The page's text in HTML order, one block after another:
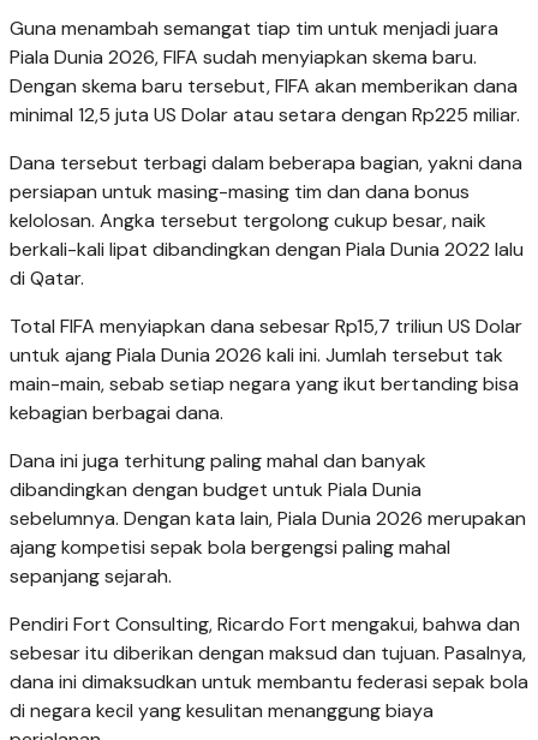
Guna menambah semangat tiap tim untuk menjadi juara
Piala Dunia 2026, FIFA sudah menyiapkan skema baru.
Dengan skema baru tersebut, FIFA akan memberikan dana
minimal 12,5 juta US Dolar atau setara dengan Rp225 miliar.
Dana tersebut terbagi dalam beberapa bagian, yakni dana
persiapan untuk masing-masing tim dan dana bonus
kelolosan. Angka tersebut tergolong cukup besar, naik
berkali-kali lipat dibandingkan dengan Piala Dunia 2022 lalu
di Qatar.
Total FIFA menyiapkan dana sebesar Rp15,7 triliun US Dolar
untuk ajang Piala Dunia 2026 kali ini. Jumlah tersebut tak
main-main, sebab setiap negara yang ikut bertanding bisa
kebagian berbagai dana.
Dana ini juga terhitung paling mahal dan banyak
dibandingkan dengan budget untuk Piala Dunia
sebelumnya. Dengan kata lain, Piala Dunia 2026 merupakan
ajang kompetisi sepak bola bergengsi paling mahal
sepanjang sejarah.
Pendiri Fort Consulting, Ricardo Fort mengakui, bahwa dan
sebesar itu diberikan dengan maksud dan tujuan. Pasalnya,
dana ini dimaksudkan untuk membantu federasi sepak bola
di negara kecil yang kesulitan menanggung biaya